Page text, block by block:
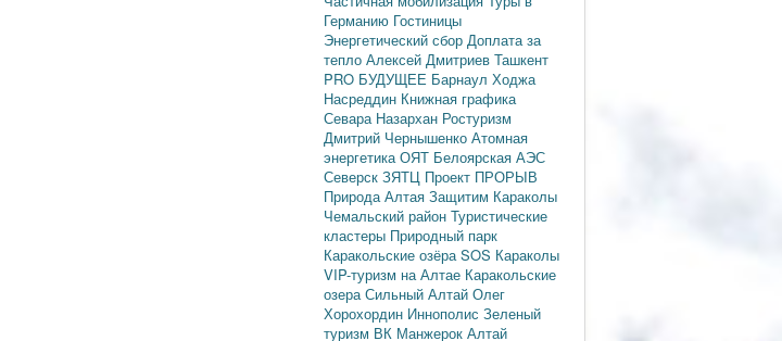
Германию Гостиницы
Энергетический сбор Доплата за
тепло Алексей Дмитриев Ташкент
PRO БУДУЩЕЕ Барнаул Ходжа
Насреддин Книжная графика
Севара Назархан Ростуризм
Дмитрий Чернышенко Атомная
энергетикаОЯТ Белоярская АЭС
Северск ЗЯТЦ Проект ПРОРЫВ
Природа Алтая Защитим Караколы
Чемальский район Туристические
кластеры Природный парк
Каракольские озёраSOS Караколы
VIP-туризм на Алтае Каракольские
озераСильный Алтай Олег
Хорохордин Иннополис Зеленый
туризм ВК Манжерок Алтай